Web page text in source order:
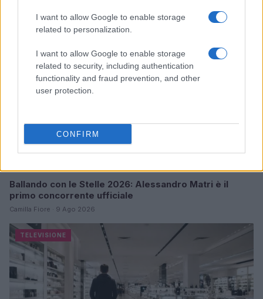
I want to allow Google to enable storage
related to personalization.
I want to allow Google to enable storage
related to security, including authentication
functionality and fraud prevention, and other
user protection.
CONFIRM
TELEVISIONE
Ballando con le Stelle 2026: Alessandro Matri è il
primo concorrente ufficiale
Camilla Fiore · 9 Ago 2026
TELEVISIONE